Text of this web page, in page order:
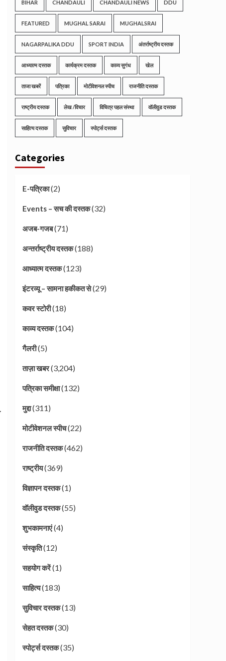
BIHAR CHANDAULI CHANDAULI NEWS DDU
FEATURED MUGHAL SARAI MUGHALSRAI
NAGARPALIKA DDU SPORT INDIA अंतर्राष्ट्रीय दस्तक
आध्यात्म दस्तक कार्यक्रम दस्तक काव्य सुगंध खेल
ताजा खबरें पत्रिका मोटीवेशनल स्पीच राजनीति दस्तक
राष्ट्रीय दस्तक लेख /विचार विचित्र पहल संस्था वॉलीवुड दस्तक
साहित्य दस्तक सुविचार स्पोर्ट्स दस्तक
Categories
E-पत्रिका(2)
Events – सच की दस्तक(32)
अजब-गजब(71)
अन्तर्राष्ट्रीय दस्तक(188)
आध्यात्म दस्तक(123)
इंटरव्यू – सामना हकीकत से(29)
कवर स्टोरी(18)
काव्य दस्तक(104)
गैलरी(5)
ताज़ा खबर(3,204)
पत्रिका समीक्षा(132)
मुद्दा(311)
मोटीवेशनल स्पीच(22)
राजनीति दस्तक(462)
राष्ट्रीय(369)
विज्ञापन दस्तक(1)
वॉलीवुड दस्तक(55)
शुभकामनाएं(4)
संस्कृति(12)
सहयोग करें(1)
साहित्य(183)
सुविचार दस्तक(13)
सेहत दस्तक(30)
स्पोर्ट्स दस्तक(35)